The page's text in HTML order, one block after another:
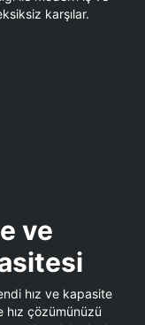
karşılar.
ve
hız ve kapasite
hız çözümünüzü